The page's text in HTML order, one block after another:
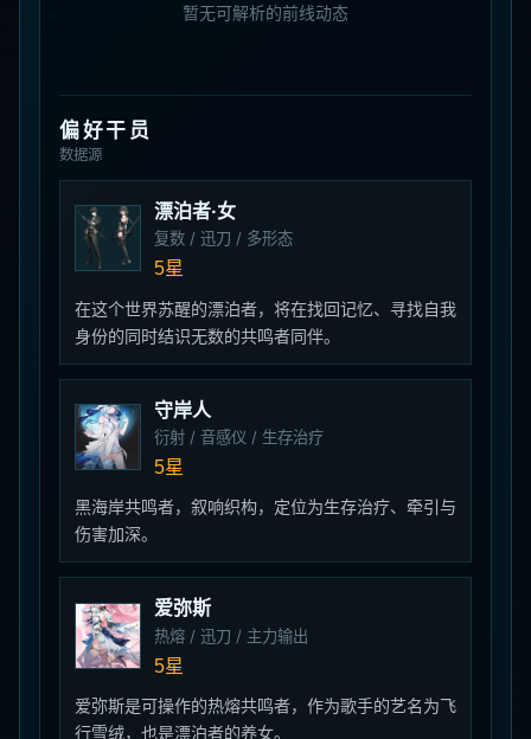
暂无可解析的前线动态
偏好干员
数据源
漂泊者·女
复数 / 迅刀 / 多形态
5星
在这个世界苏醒的漂泊者，将在找回记忆、寻找自我
身份的同时结识无数的共鸣者同伴。
守岸人
衍射 / 音感仪 / 生存治疗
5星
黑海岸共鸣者，叙响织构，定位为生存治疗、牵引与
伤害加深。
爱弥斯
热熔 / 迅刀 / 主力输出
5星
爱弥斯是可操作的热熔共鸣者，作为歌手的艺名为飞
行雪绒，也是漂泊者的养女。